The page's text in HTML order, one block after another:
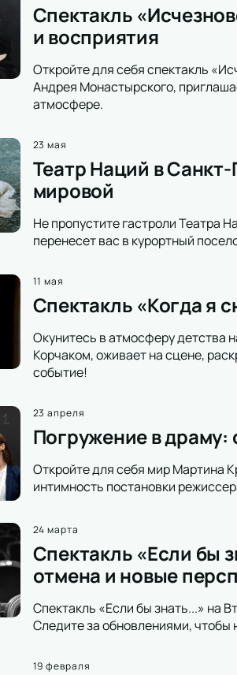
Спектакль
и восприятия
Откройте для себя спектакль
Андрея Монастырского,
атмосфере.
23 мая
Театр Наций в
мировой
Не пропустите гастроли Театра
перенесет вас в курортный
11 мая
Спектакль «Когда я
Окунитесь в атмосферу детства
Корчаком, оживает на сцене,
событие!
23 апреля
Погружение в драму:
Откройте для себя мир Мартина
интимность постановки
24 марта
Спектакль «Если бы
отмена и новые
Спектакль «Если бы знать...» на
Следите за обновлениями, чтобы
19 февраля